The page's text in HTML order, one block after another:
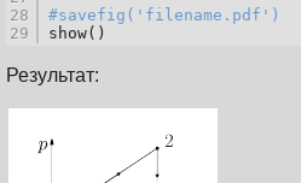
28
29
#savefig('filename.pdf')
show()
Результат: